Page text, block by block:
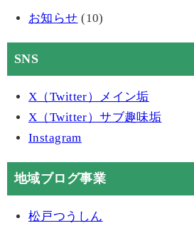
お知らせ (10)
SNS
X（Twitter）メイン垢
X（Twitter）サブ趣味垢
Instagram
地域ブログ事業
松戸つうしん